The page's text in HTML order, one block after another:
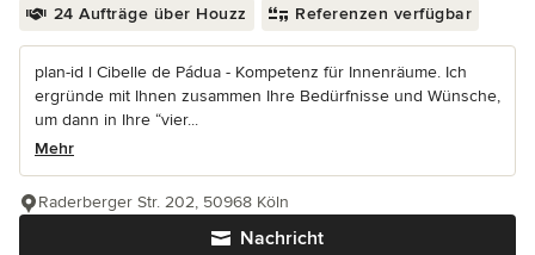
24 Aufträge über Houzz Referenzen verfügbar
plan-id l Cibelle de Pádua - Kompetenz für Innenräume. Ich
ergründe mit Ihnen zusammen Ihre Bedürfnisse und Wünsche,
um dann in Ihre “vier...
Mehr
Nachricht
Raderberger Str. 202, 50968 Köln